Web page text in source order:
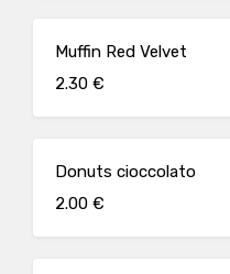
Muffin Red Velvet
2.30 €
Donuts cioccolato
2.00 €